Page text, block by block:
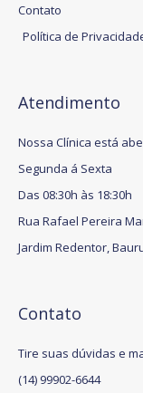
Contato
Política de
Atendimento
Nossa Clínica está
Segunda á Sexta
Das 08:30h às 18:30h
Rua Rafael Pereira
Jardim Redentor,
Contato
Tire suas dúvidas e
(14) 99902-6644